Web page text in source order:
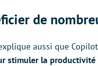
de
aussi que
stimuler la